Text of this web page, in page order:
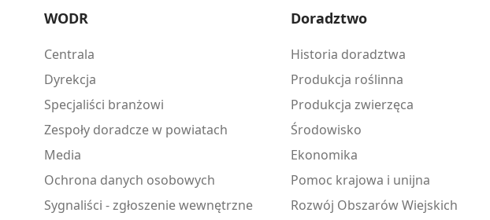
WODR
Centrala
Dyrekcja
Specjaliści branżowi
Zespoły doradcze w powiatach
Media
Ochrona danych osobowych
Sygnaliści - zgłoszenie wewnętrzne
Doradztwo
Historia doradztwa
Produkcja roślinna
Produkcja zwierzęca
Środowisko
Ekonomika
Pomoc krajowa i unijna
Rozwój Obszarów Wiejskich